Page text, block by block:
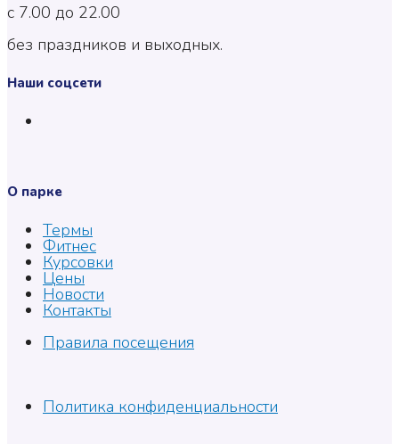
с 7.00 до 22.00
без праздников и выходных.
Наши соцсети
О парке
Термы
Фитнес
Курсовки
Цены
Новости
Контакты
Правила посещения
Политика конфиденциальности